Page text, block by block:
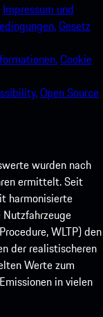
Impressum und
Gesetz
Cookie
Open Source
wurden nach
ermittelt. Seit
harmonisierte
WLTP) den
der realistischeren
Werte zum
in vielen